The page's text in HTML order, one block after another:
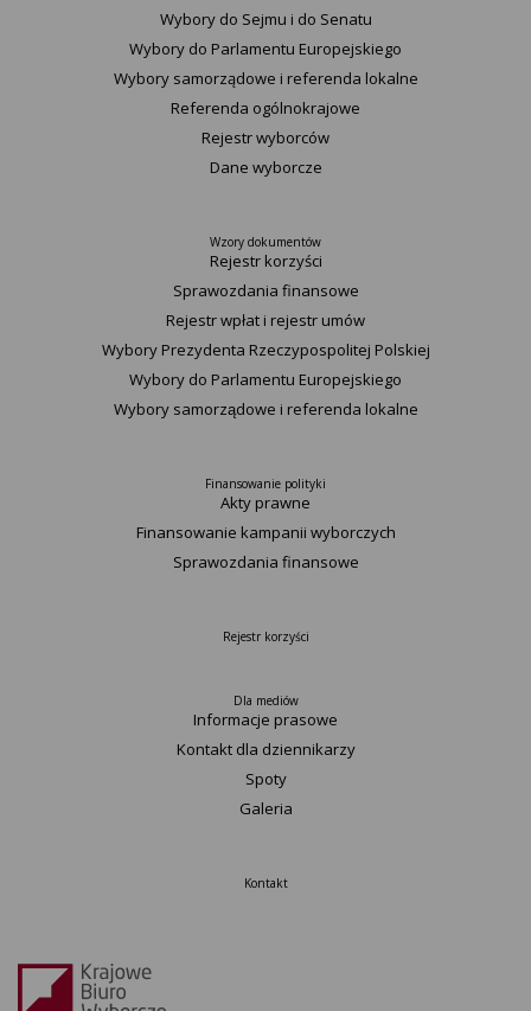
Wybory do Sejmu i do Senatu
Wybory do Parlamentu Europejskiego
Wybory samorządowe i referenda lokalne
Referenda ogólnokrajowe
Rejestr wyborców
Dane wyborcze
Wzory dokumentów
Rejestr korzyści
Sprawozdania finansowe
Rejestr wpłat i rejestr umów
Wybory Prezydenta Rzeczypospolitej Polskiej
Wybory do Parlamentu Europejskiego
Wybory samorządowe i referenda lokalne
Finansowanie polityki
Akty prawne
Finansowanie kampanii wyborczych
Sprawozdania finansowe
Rejestr korzyści
Dla mediów
Informacje prasowe
Kontakt dla dziennikarzy
Spoty
Galeria
Kontakt